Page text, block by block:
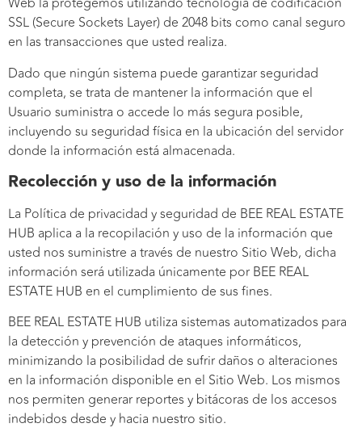
SSL (Secure Sockets Layer) de 2048 bits como canal seguro
en las transacciones que usted realiza.
Dado que ningún sistema puede garantizar seguridad
completa, se trata de mantener la información que el
Usuario suministra o accede lo más segura posible,
incluyendo su seguridad física en la ubicación del servidor
donde la información está almacenada.
Recolección y uso de la información
La Política de privacidad y seguridad de BEE REAL ESTATE
HUB aplica a la recopilación y uso de la información que
usted nos suministre a través de nuestro Sitio Web, dicha
información será utilizada únicamente por BEE REAL
ESTATE HUB en el cumplimiento de sus fines.
BEE REAL ESTATE HUB utiliza sistemas automatizados para
la detección y prevención de ataques informáticos,
minimizando la posibilidad de sufrir daños o alteraciones
en la información disponible en el Sitio Web. Los mismos
nos permiten generar reportes y bitácoras de los accesos
indebidos desde y hacia nuestro sitio.